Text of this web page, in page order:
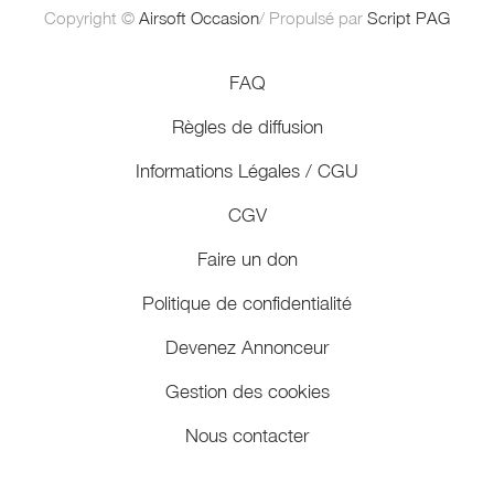
Copyright © Airsoft Occasion/ Propulsé par Script PAG
FAQ
Règles de diffusion
Informations Légales / CGU
CGV
Faire un don
Politique de confidentialité
Devenez Annonceur
Gestion des cookies
Nous contacter